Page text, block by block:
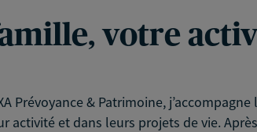
votre
Prévoyance & Patrimoine,
activité et dans leurs projets de vie.